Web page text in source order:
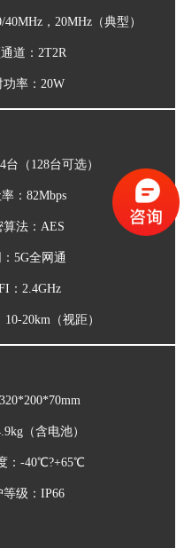
，20MHz（典型）
道： 2T2R
率： 20W
台（128台可选）
： 82Mbps
法： AES
5G全网通
： 2.4GHz
10-20km（视距）
320*200*70mm
（含电池）
： -40℃?+65℃
等级： IP66